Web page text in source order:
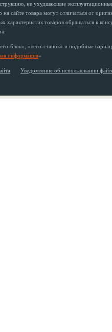
не ухудшающие
сайте товара могут отличаться от
характеристик товаров обращаться к
блок», «лего-станок» и подобные
информация»
Уведомление об использовании